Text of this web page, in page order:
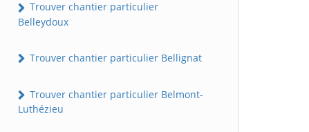
Trouver chantier particulier
Belleydoux
Trouver chantier particulier Bellignat
Trouver chantier particulier Belmont-
Luthézieu